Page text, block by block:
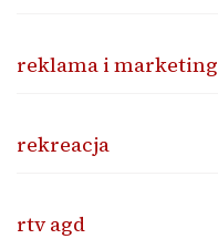
reklama i marketing
rekreacja
rtv agd